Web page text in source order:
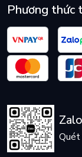
Phương thức
Quét